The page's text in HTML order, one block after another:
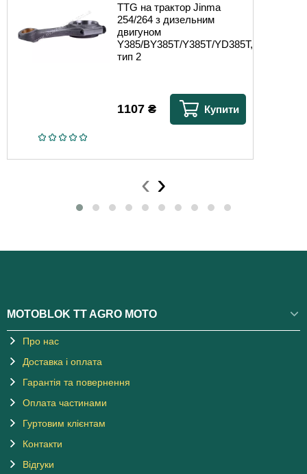
TTG на трактор Jinma
254/264 з дизельним
двигуном
Y385/BY385T/Y385T/YD385T,
тип 2
1107 ₴ Купити
‹ ›
MOTOBLOK TT AGRO MOTO
Про нас
Доставка і оплата
Гарантія та повернення
Оплата частинами
Гуртовим клієнтам
Контакти
Відгуки